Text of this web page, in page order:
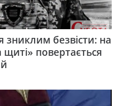
зниклим безвісти: на
повертається